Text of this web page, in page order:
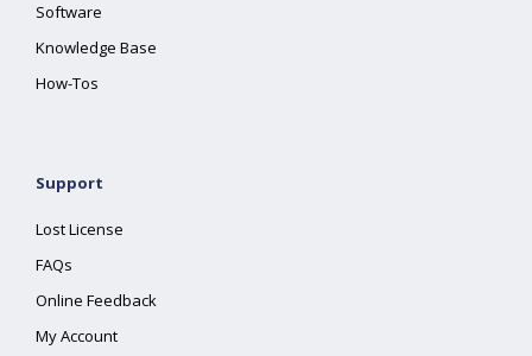
Software
Knowledge Base
How-Tos
Support
Lost License
FAQs
Online Feedback
My Account